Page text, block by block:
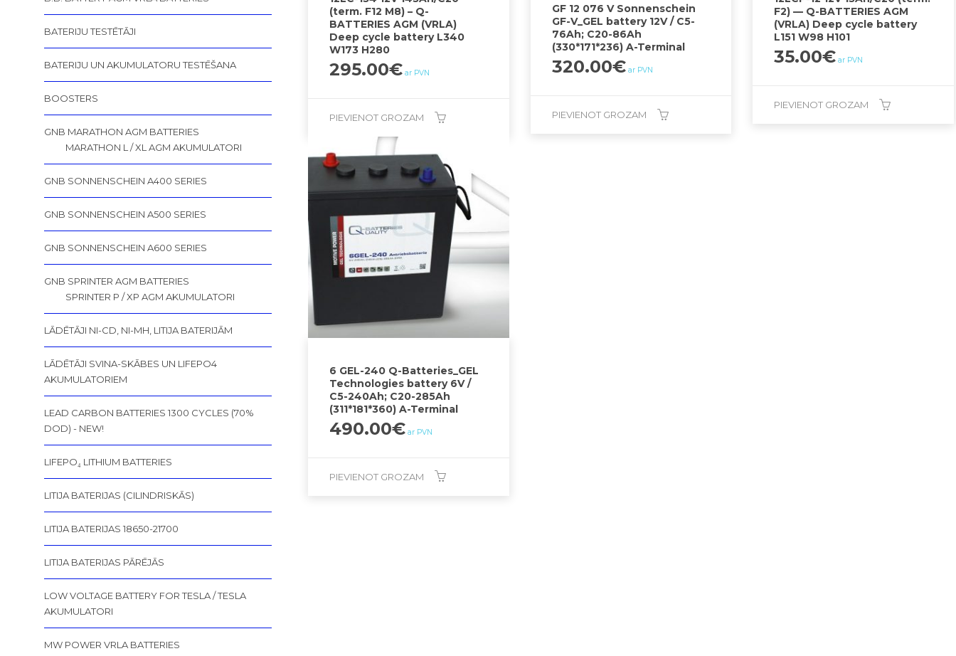
(term. F12 M8) – Q-
BATTERIES AGM (VRLA)
Deep cycle battery L340
W173 H280
295.00€ ar PVN
PIEVIENOT GROZAM
GF 12 076 V Sonnenschein
GF-V_GEL battery 12V / C5-
76Ah; C20-86Ah
(330*171*236) A-Terminal
320.00€ ar PVN
PIEVIENOT GROZAM
F2) — Q-BATTERIES AGM
(VRLA) Deep cycle battery
L151 W98 H101
35.00€ ar PVN
PIEVIENOT GROZAM
6 GEL-240 Q-Batteries_GEL
Technologies battery 6V /
C5-240Ah; C20-285Ah
(311*181*360) A-Terminal
490.00€ ar PVN
PIEVIENOT GROZAM
BATERIJU TESTĒTĀJI
BATERIJU UN AKUMULATORU TESTĒŠANA
BOOSTERS
GNB MARATHON AGM BATTERIES
MARATHON L / XL AGM AKUMULATORI
GNB SONNENSCHEIN A400 SERIES
GNB SONNENSCHEIN A500 SERIES
GNB SONNENSCHEIN A600 SERIES
GNB SPRINTER AGM BATTERIES
SPRINTER P / XP AGM AKUMULATORI
LĀDĒTĀJI NI-CD, NI-MH, LITIJA BATERIJĀM
LĀDĒTĀJI SVINA-SKĀBES UN LIFEPO4
AKUMULATORIEM
LEAD CARBON BATTERIES 1300 CYCLES (70%
DOD) - NEW!
LIFEPO₄ LITHIUM BATTERIES
LITIJA BATERIJAS (CILINDRISKĀS)
LITIJA BATERIJAS 18650-21700
LITIJA BATERIJAS PĀRĒJĀS
LOW VOLTAGE BATTERY FOR TESLA / TESLA
AKUMULATORI
MW POWER VRLA BATTERIES